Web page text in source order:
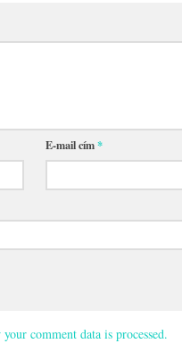
E-mail cím*
comment data is processed.